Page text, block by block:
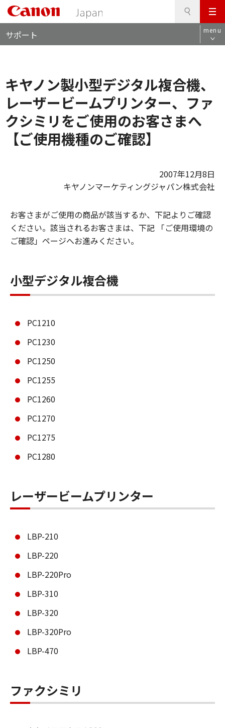
メ
ニ
ュ
ビ
サポート menu
キヤノン製小型デジタル複合機、
レーザービームプリンター、ファ
クシミリをご使用のお客さまへ
【ご使用機種のご確認】
2007年12月8日
キヤノンマーケティングジャパン株式会社
お客さまがご使用の商品が該当するか、下記よりご確認
ください。該当されるお客さまは、下記 「ご使用環境の
ご確認」ページへお進みください。
小型デジタル複合機
PC1210
PC1230
PC1250
PC1255
PC1260
PC1270
PC1275
PC1280
レーザービームプリンター
LBP-210
LBP-220
LBP-220Pro
LBP-310
LBP-320
LBP-320Pro
LBP-470
ファクシミリ